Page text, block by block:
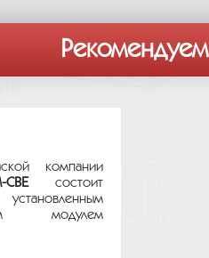
Рекомендуем
компании
CBEсостоит
модулем